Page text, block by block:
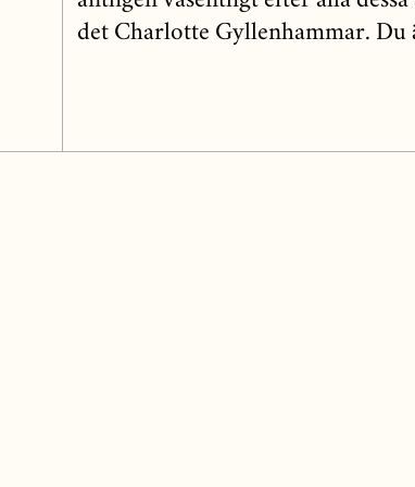
det Charlotte Gyllenhammar. Du